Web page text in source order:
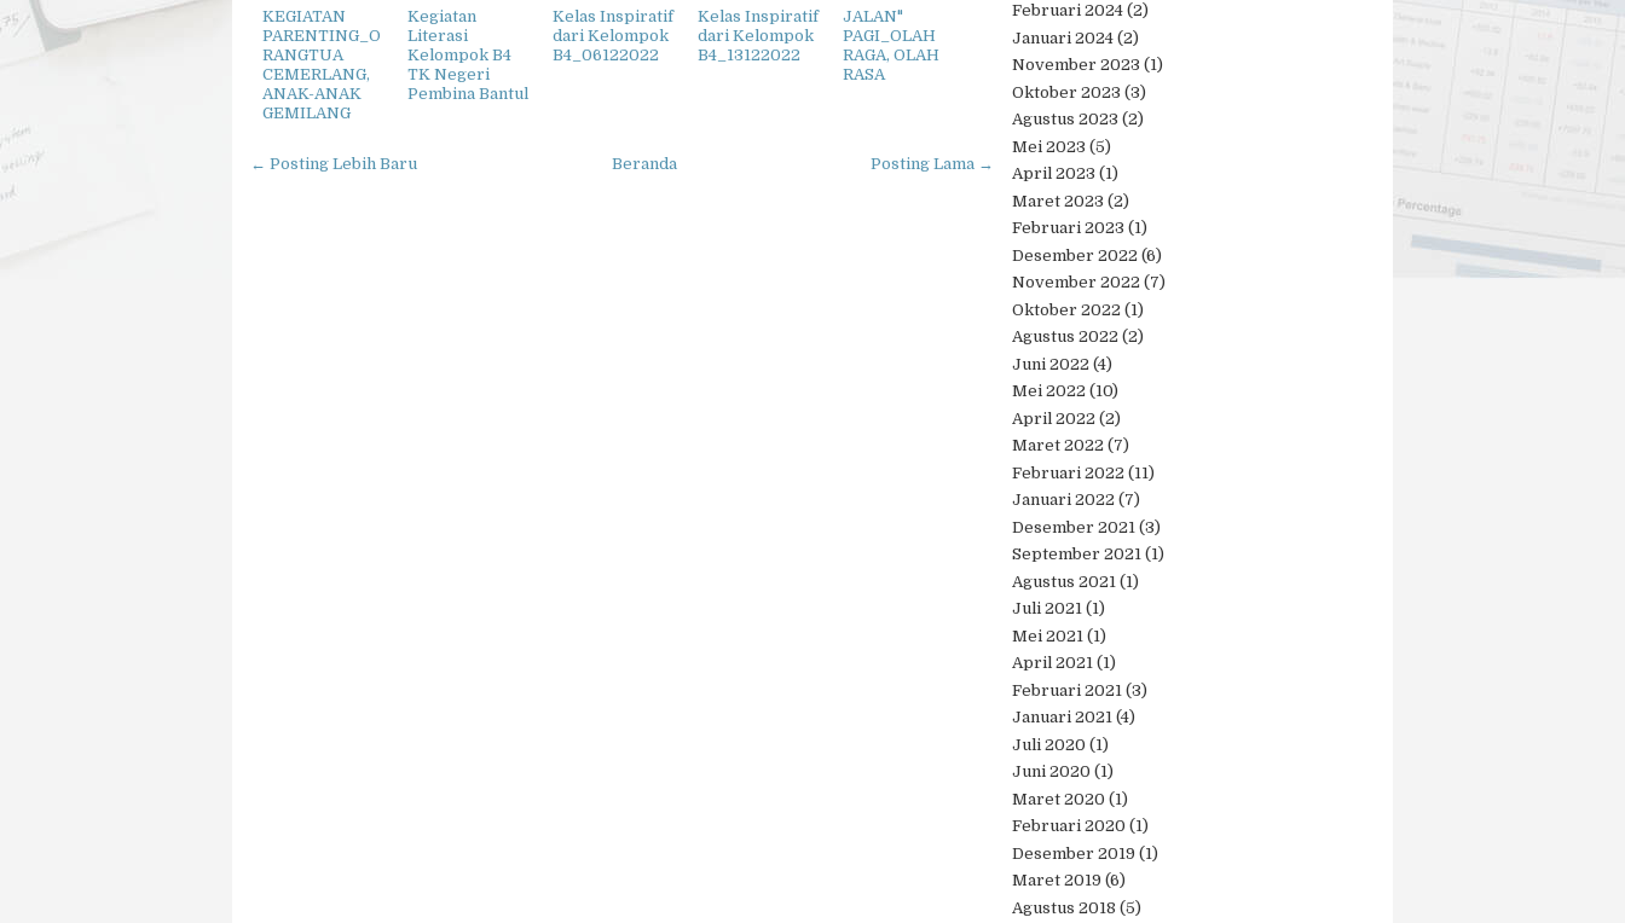
KEGIATAN
PARENTING_O
RANGTUA
CEMERLANG,
ANAK-ANAK
GEMILANG
Kegiatan
Literasi
Kelompok B4
TK Negeri
Pembina Bantul
Kelas Inspiratif
dari Kelompok
B4_06122022
Kelas Inspiratif
dari Kelompok
B4_13122022
JALAN"
PAGI_OLAH
RAGA, OLAH
RASA
← Posting Lebih Baru Posting Lama →
Beranda
Februari 2024 (2)
Januari 2024 (2)
November 2023 (1)
Oktober 2023 (3)
Agustus 2023 (2)
Mei 2023 (5)
April 2023 (1)
Maret 2023 (2)
Februari 2023 (1)
Desember 2022 (6)
November 2022 (7)
Oktober 2022 (1)
Agustus 2022 (2)
Juni 2022 (4)
Mei 2022 (10)
April 2022 (2)
Maret 2022 (7)
Februari 2022 (11)
Januari 2022 (7)
Desember 2021 (3)
September 2021 (1)
Agustus 2021 (1)
Juli 2021 (1)
Mei 2021 (1)
April 2021 (1)
Februari 2021 (3)
Januari 2021 (4)
Juli 2020 (1)
Juni 2020 (1)
Maret 2020 (1)
Februari 2020 (1)
Desember 2019 (1)
Maret 2019 (6)
Agustus 2018 (5)